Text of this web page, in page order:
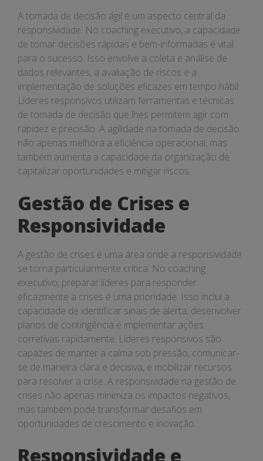
A tomada de decisão ágil é um aspecto central da
responsividade. No coaching executivo, a capacidade
de tomar decisões rápidas e bem-informadas é vital
para o sucesso. Isso envolve a coleta e análise de
dados relevantes, a avaliação de riscos e a
implementação de soluções eficazes em tempo hábil.
Líderes responsivos utilizam ferramentas e técnicas
de tomada de decisão que lhes permitem agir com
rapidez e precisão. A agilidade na tomada de decisão
não apenas melhora a eficiência operacional, mas
também aumenta a capacidade da organização de
capitalizar oportunidades e mitigar riscos.
Gestão de Crises e
Responsividade
A gestão de crises é uma área onde a responsividade
se torna particularmente crítica. No coaching
executivo, preparar líderes para responder
eficazmente a crises é uma prioridade. Isso inclui a
capacidade de identificar sinais de alerta, desenvolver
planos de contingência e implementar ações
corretivas rapidamente. Líderes responsivos são
capazes de manter a calma sob pressão, comunicar-
se de maneira clara e decisiva, e mobilizar recursos
para resolver a crise. A responsividade na gestão de
crises não apenas minimiza os impactos negativos,
mas também pode transformar desafios em
oportunidades de crescimento e inovação.
Responsividade e